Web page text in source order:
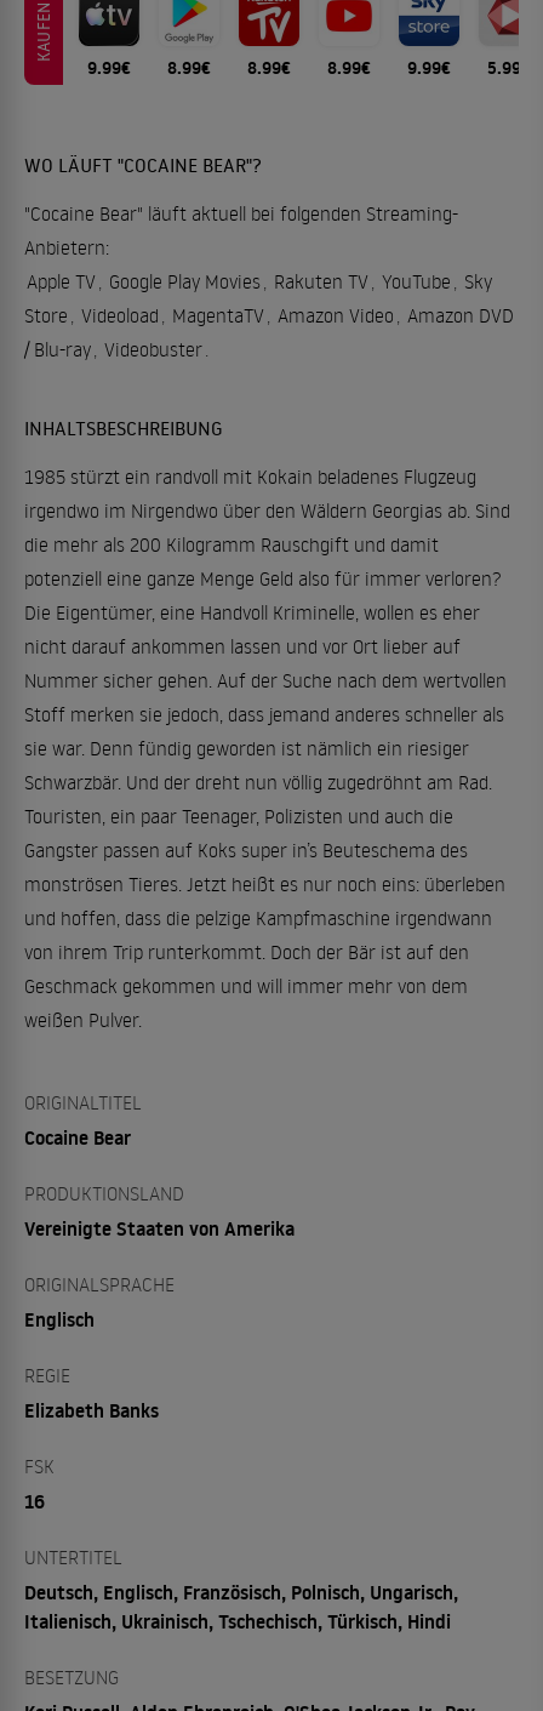
KAUFEN
9.99€ 8.99€ 8.99€ 8.99€ 9.99€ 5.99€
WO LÄUFT "COCAINE BEAR"?
"Cocaine Bear" läuft aktuell bei folgenden Streaming-
Anbietern:
Apple TV, Google Play Movies, Rakuten TV, YouTube , Sky
Store , Videoload , MagentaTV, Amazon Video , Amazon DVD
/ Blu-ray, Videobuster.
INHALTSBESCHREIBUNG
1985 stürzt ein randvoll mit Kokain beladenes Flugzeug
irgendwo im Nirgendwo über den Wäldern Georgias ab. Sind
die mehr als 200 Kilogramm Rauschgift und damit
potenziell eine ganze Menge Geld also für immer verloren?
Die Eigentümer, eine Handvoll Kriminelle, wollen es eher
nicht darauf ankommen lassen und vor Ort lieber auf
Nummer sicher gehen. Auf der Suche nach dem wertvollen
Stoff merken sie jedoch, dass jemand anderes schneller als
sie war. Denn fündig geworden ist nämlich ein riesiger
Schwarzbär. Und der dreht nun völlig zugedröhnt am Rad.
Touristen, ein paar Teenager, Polizisten und auch die
Gangster passen auf Koks super in’s Beuteschema des
monströsen Tieres. Jetzt heißt es nur noch eins: überleben
und hoffen, dass die pelzige Kampfmaschine irgendwann
von ihrem Trip runterkommt. Doch der Bär ist auf den
Geschmack gekommen und will immer mehr von dem
weißen Pulver.
ORIGINALTITEL
Cocaine Bear
PRODUKTIONSLAND
Vereinigte Staaten von Amerika
ORIGINALSPRACHE
Englisch
REGIE
Elizabeth Banks
FSK
16
UNTERTITEL
Deutsch, Englisch, Französisch, Polnisch, Ungarisch,
Italienisch, Ukrainisch, Tschechisch, Türkisch, Hindi
BESETZUNG